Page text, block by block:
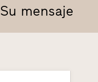
Su mensaje